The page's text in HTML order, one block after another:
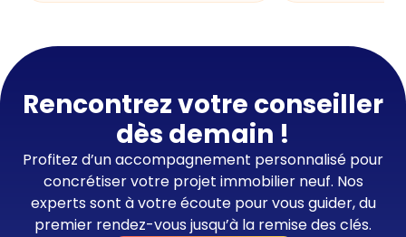
Rencontrez votre conseiller
dès demain !
Profitez d’un accompagnement personnalisé pour
concrétiser votre projet immobilier neuf. Nos
experts sont à votre écoute pour vous guider, du
premier rendez-vous jusqu’à la remise des clés.